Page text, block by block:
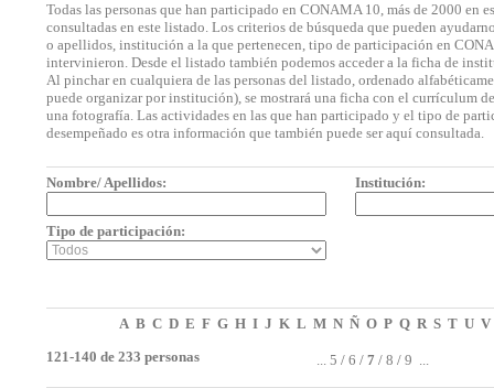
Todas las personas que han participado en CONAMA 10, más de 2000 en
consultadas en este listado. Los criterios de búsqueda que pueden
o apellidos, institución a la que pertenecen, tipo de participación en
intervinieron. Desde el listado también podemos acceder a la ficha de
Al pinchar en cualquiera de las personas del listado, ordenado
puede organizar por institución), se mostrará una ficha con el currículum
una fotografía. Las actividades en las que han participado y el tipo de
desempeñado es otra información que también puede ser aquí consultada.
Nombre/ Apellidos: Institución:
Tipo de participación:
A B C D E F G H I J K L M N Ñ O P Q R S T U V
121-140 de 233 personas
... 5 / 6 / 7 / 8 / 9 ...